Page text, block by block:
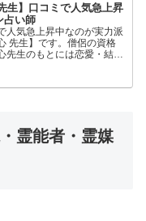
生】口コミで人気急上昇
占い師
人気急上昇中なのが実力派
先生】です。僧侶の資格
先生のもとには恋愛・結
霊能者・霊媒